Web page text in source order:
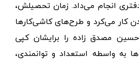
انجام می‌داد. زمان تحصیلش،
کار می‌کرد و طرح‌های کاشی‌کارها
مصدق زاده را برایشان کپی
به واسطه استعداد و توانمندی،